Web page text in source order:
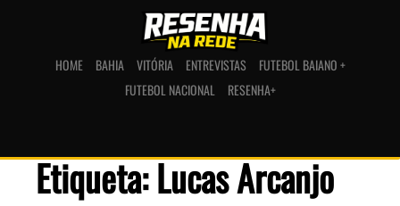
HOME BAHIA VITÓRIA ENTREVISTAS
FUTEBOL BAIANO +
FUTEBOL NACIONAL
RESENHA+
Etiqueta: Lucas Arcanjo